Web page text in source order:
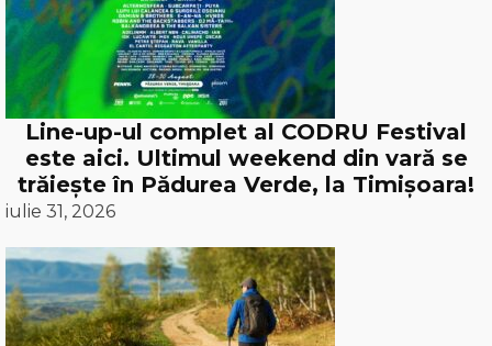
Line-up-ul complet al CODRU Festival
este aici. Ultimul weekend din vară se
trăiește în Pădurea Verde, la Timișoara!
iulie 31, 2026